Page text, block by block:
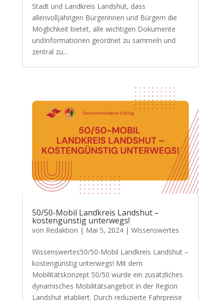
Stadt und Landkreis Landshut, dass
allenvolljährigen Bürgerinnen und Bürgern die
Möglichkeit bietet, alle wichtigen Dokumente
undInformationen geordnet zu sammeln und
zentral zu...
50/50-Mobil Landkreis Landshut –
kostengünstig unterwegs!
von Redaktion | Mai 5, 2024| Wissenswertes
Wissenswertes50/50-Mobil Landkreis Landshut –
kostengünstig unterwegs! Mit dem
Mobilitätskonzept 50/50 wurde ein zusätzliches
dynamisches Mobilitätsangebot in der Region
Landshut etabliert. Durch reduzierte Fahrpreise